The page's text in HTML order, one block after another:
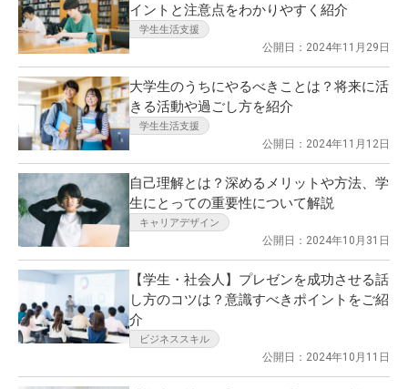
イントと注意点をわかりやすく紹介
学生生活支援
公開日：2024年11月29日
大学生のうちにやるべきことは？将来に活
きる活動や過ごし方を紹介
学生生活支援
公開日：2024年11月12日
自己理解とは？深めるメリットや方法、学
生にとっての重要性について解説
キャリアデザイン
公開日：2024年10月31日
【学生・社会人】プレゼンを成功させる話
し方のコツは？意識すべきポイントをご紹
介
ビジネススキル
公開日：2024年10月11日